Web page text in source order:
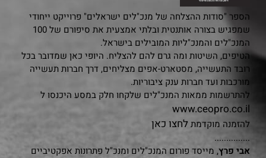
הספר "סודות ההצלחה של מנכ"לים ישראלים" פרוייקט ייחודי
שמפגיש בצורה אותנטית ובלתי אמצעית את סיפורם של 100
המנכ"לים והמנכ"ליות המובילים בישראל.
הטיפים, השיטות ומה גרם להם להצליח. היופי כאן שמדובר בכל
רובד התעשייה, מסטארט-אפים מצליחים, דרך חברות תעשייה
מורכבות ועד חברות ענק ציבוריות.
להתרשמות ממאות המנכ"לים שלקחו חלק במסע היכנסו ל
www.ceopro.co.il
להזמנה מוקדמת לחצו כאן
...............
אבי פרץ, מייסד פורום המנכ"לים ומנכ"ל פתרונות אפקטיביים